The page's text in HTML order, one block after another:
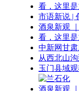
看，这里
市语新说 |
酒泉新观
看，这里
中新网甘
从西北山
玉门县域
酒泉新观